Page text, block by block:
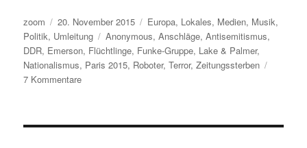
Autor
zoom
Veröffentlicht
am
20. November 2015 Kategorien
Europa, Lokales, Medien, Musik,
Politik, Umleitung Schlagwörter
Anonymous,Anschläge,Antisemitismus,
DDR, Emerson, Flüchtlinge, Funke-Gruppe, Lake & Palmer,
Nationalismus, Paris 2015, Roboter,Terror,Zeitungssterben
7 Kommentarezu
Terrorismus,